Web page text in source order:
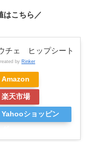
はこちら／
チェ ヒップシート
by Rinker
Amazon
楽天市場
Yahooショッピン